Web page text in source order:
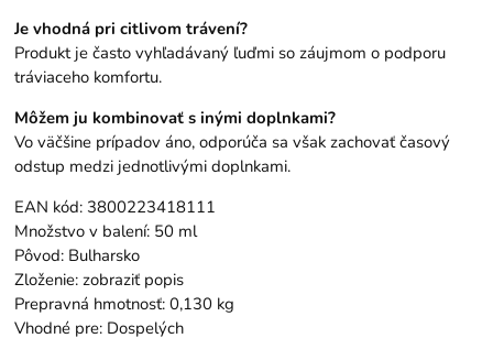
Je vhodná pri citlivom trávení?
Produkt je často vyhľadávaný ľuďmi so záujmom o podporu
tráviaceho komfortu.
Môžem ju kombinovať s inými doplnkami?
Vo väčšine prípadov áno, odporúča sa však zachovať časový
odstup medzi jednotlivými doplnkami.
EAN kód: 3800223418111
Množstvo v balení: 50 ml
Pôvod: Bulharsko
Zloženie: zobraziť popis
Prepravná hmotnosť: 0,130 kg
Vhodné pre: Dospelých